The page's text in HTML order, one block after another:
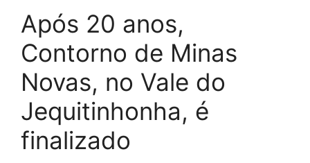
Após 20 anos,
Contorno de Minas
Novas, no Vale do
Jequitinhonha, é
finalizado